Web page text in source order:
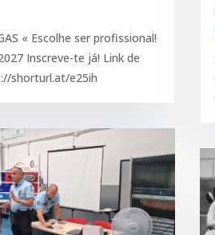
« Escolhe ser profissional!
Inscreve-te já! Link de
shorturl.at/e25ih